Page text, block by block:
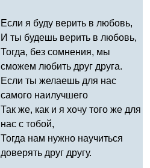
Если я буду верить в любовь,
И ты будешь верить в любовь,
Тогда, без сомнения, мы
сможем любить друг друга.
Если ты желаешь для нас
самого наилучшего
Так же, как и я хочу того же для
нас с тобой,
Тогда нам нужно научиться
доверять друг другу.